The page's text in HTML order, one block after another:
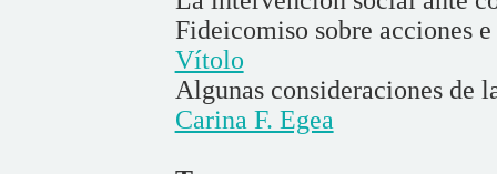
Fideicomiso sobre acciones
Vítolo
Algunas consideraciones de
Carina F. Egea